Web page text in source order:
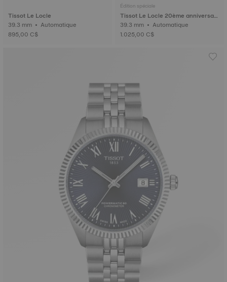
Tissot Le Locle
39.3 mm • Automatique
895,00 C$
Édition spéciale
Tissot Le Locle 20ème anniversair
e
39.3 mm • Automatique
1.025,00 C$